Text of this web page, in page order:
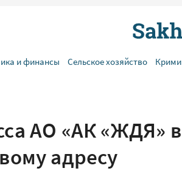
и финансы Сельское хозяйство
АО «АК «ЖДЯ»
адресу